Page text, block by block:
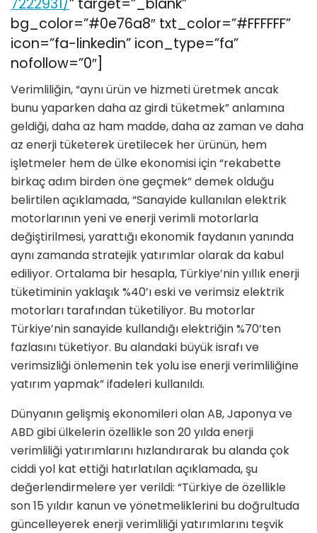
7222931/” target=”_blank”
bg_color=”#0e76a8″ txt_color=”#FFFFFF”
icon=”fa-linkedin” icon_type=”fa”
nofollow=”0″]
Verimliliğin, “aynı ürün ve hizmeti üretmek ancak
bunu yaparken daha az girdi tüketmek” anlamına
geldiği, daha az ham madde, daha az zaman ve daha
az enerji tüketerek üretilecek her ürünün, hem
işletmeler hem de ülke ekonomisi için “rekabette
birkaç adım birden öne geçmek” demek olduğu
belirtilen açıklamada, “Sanayide kullanılan elektrik
motorlarının yeni ve enerji verimli motorlarla
değiştirilmesi, yarattığı ekonomik faydanın yanında
aynı zamanda stratejik yatırımlar olarak da kabul
ediliyor. Ortalama bir hesapla, Türkiye’nin yıllık enerji
tüketiminin yaklaşık %40’ı eski ve verimsiz elektrik
motorları tarafından tüketiliyor. Bu motorlar
Türkiye’nin sanayide kullandığı elektriğin %70’ten
fazlasını tüketiyor. Bu alandaki büyük israfı ve
verimsizliği önlemenin tek yolu ise enerji verimliliğine
yatırım yapmak” ifadeleri kullanıldı.
Dünyanın gelişmiş ekonomileri olan AB, Japonya ve
ABD gibi ülkelerin özellikle son 20 yılda enerji
verimliliği yatırımlarını hızlandırarak bu alanda çok
ciddi yol kat ettiği hatırlatılan açıklamada, şu
değerlendirmelere yer verildi: “Türkiye de özellikle
son 15 yıldır kanun ve yönetmeliklerini bu doğrultuda
güncelleyerek enerji verimliliği yatırımlarını teşvik